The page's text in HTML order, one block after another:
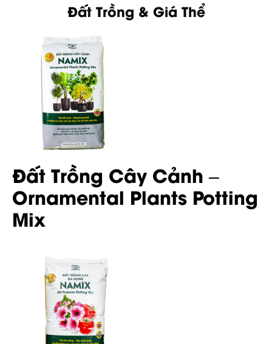
Đất Trồng & Giá Thể
Đất Trồng Cây Cảnh –
Ornamental Plants Potting
Mix